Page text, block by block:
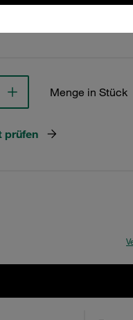
Menge in Stück
prüfen